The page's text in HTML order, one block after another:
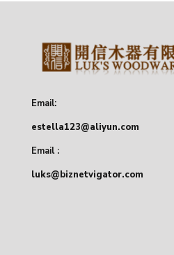
Email:
estella123@aliyun.com
Email :
luks@biznetvigator.com